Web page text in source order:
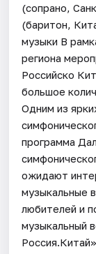
(сопрано,
(баритон,
музыки В
региона
Российско
большое
Одним из
программа
ожидают
музыкальные
любителей и
музыкальный